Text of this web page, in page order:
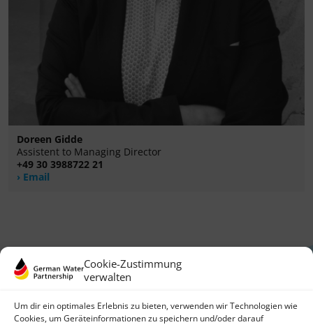
Cookie-Zustimmung
verwalten
Um dir ein optimales Erlebnis zu bieten, verwenden wir Technologien wie
Cookies, um Geräteinformationen zu speichern und/oder darauf
Doreen Gidde
Assistent to Managing Director
+49 30 3988722 21
Email